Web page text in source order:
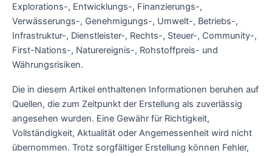
Explorations-, Entwicklungs-, Finanzierungs-,
Verwässerungs-, Genehmigungs-, Umwelt-, Betriebs-,
Infrastruktur-, Dienstleister-, Rechts-, Steuer-, Community-,
First-Nations-, Naturereignis-, Rohstoffpreis- und
Währungsrisiken.
Die in diesem Artikel enthaltenen Informationen beruhen auf
Quellen, die zum Zeitpunkt der Erstellung als zuverlässig
angesehen wurden. Eine Gewähr für Richtigkeit,
Vollständigkeit, Aktualität oder Angemessenheit wird nicht
übernommen. Trotz sorgfältiger Erstellung können Fehler,